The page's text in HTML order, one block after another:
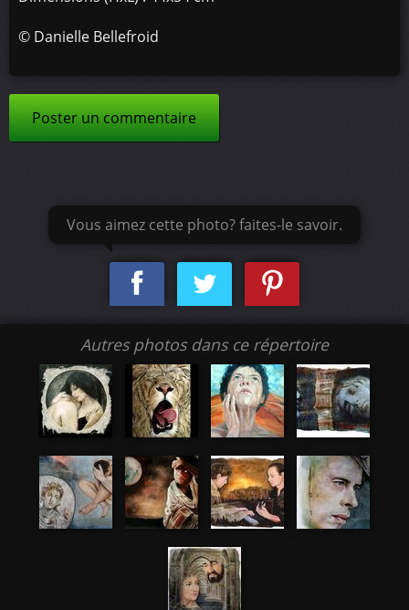
© Danielle Bellefroid
Poster un commentaire
Vous aimez cette photo? faites-le savoir.
Autres photos dans ce répertoire